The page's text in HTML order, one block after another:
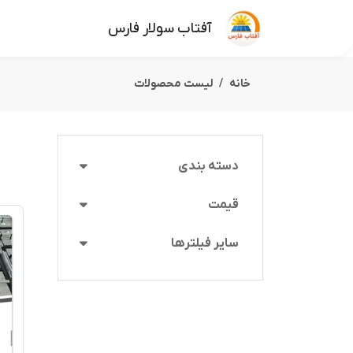
آفتاب سولار فارس
خانه لیست محصولات
دسته بندی
قیمت
سایر فیلترها